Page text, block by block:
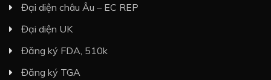
Đại diện châu Âu – EC REP
Đại diện UK
Đăng ký FDA, 510k
Đăng ký TGA